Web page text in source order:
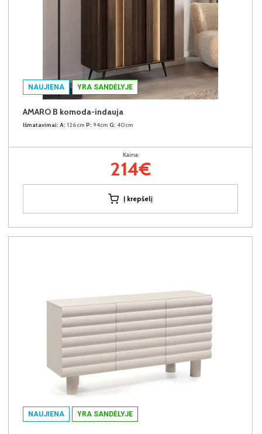
NAUJIENA YRA SANDĖLYJE
AMARO B komoda-indauja
Išmatavimai: A: 126cm P: 94cm G: 40cm
Kaina:
214€
Į krepšelį
NAUJIENA YRA SANDĖLYJE